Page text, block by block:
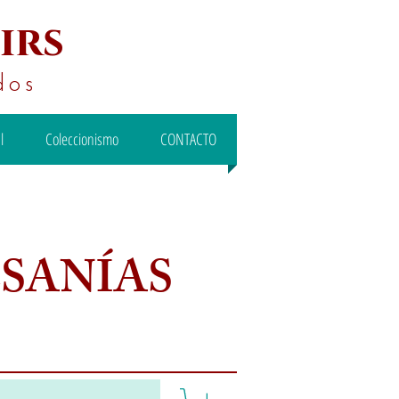
Coleccionismo CONTACTO